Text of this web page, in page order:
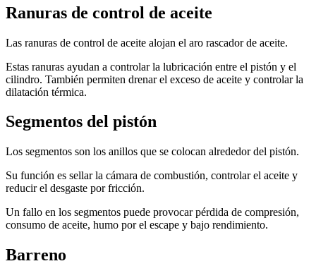
Ranuras de control de aceite
Las ranuras de control de aceite alojan el aro rascador de aceite.
Estas ranuras ayudan a controlar la lubricación entre el pistón y el
cilindro. También permiten drenar el exceso de aceite y controlar la
dilatación térmica.
Segmentos del pistón
Los segmentos son los anillos que se colocan alrededor del pistón.
Su función es sellar la cámara de combustión, controlar el aceite y
reducir el desgaste por fricción.
Un fallo en los segmentos puede provocar pérdida de compresión,
consumo de aceite, humo por el escape y bajo rendimiento.
Barreno